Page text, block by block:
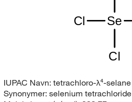
Cl
Se
Cl
IUPAC Navn: tetrachloro-λ⁴-selane
Synonymer: selenium tetrachloride